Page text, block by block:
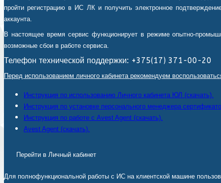
пройти регистрацию в ИС ЛК и получить электронное
аккаунта.
В настоящее время сервис функционирует в режиме опытно-
возможные сбои в работе сервиса.
Телефон технической поддержки: +375(17) 371-00-20
Перед использованием личного кабинета рекомендуем
Инструкция по использованию Личного кабинета ЮЛ (скачать).
Инструкция по установке персонального менеджера
Инструкция по работе с Avest Agent (скачать).
Avest Agent (скачать).
Перейти в Личный кабинет
Для полнофункциональной работы с ИС на клиентской машине